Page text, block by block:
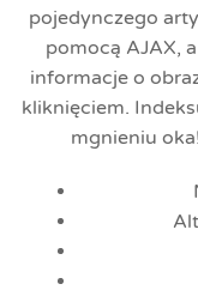
pojedynczego
pomocą AJAX,
informacje o
kliknięciem.
mgnieniu